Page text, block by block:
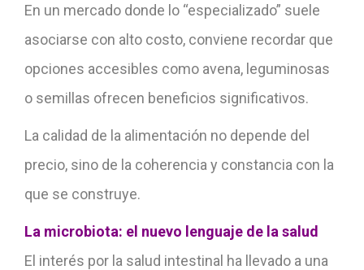
En un mercado donde lo “especializado” suele
asociarse con alto costo, conviene recordar que
opciones accesibles como avena, leguminosas
o semillas ofrecen beneficios significativos.
La calidad de la alimentación no depende del
precio, sino de la coherencia y constancia con la
que se construye.
La microbiota: el nuevo lenguaje de la salud
El interés por la salud intestinal ha llevado a una